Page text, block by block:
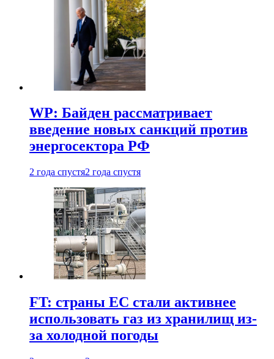
WP: Байден рассматривает
введение новых санкций против
энергосектора РФ
2 года спустя2 года спустя
FT: страны ЕС стали активнее
использовать газ из хранилищ из-
за холодной погоды